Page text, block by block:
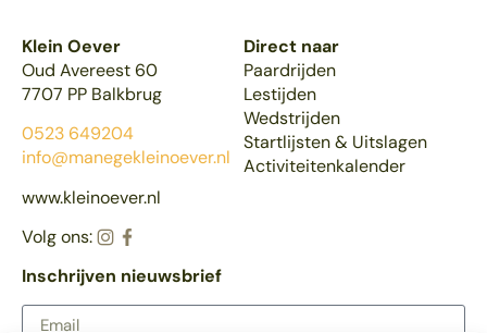
Klein Oever
Oud Avereest 60
7707 PP Balkbrug
0523 649204
info@manegekleinoever.nl
www.kleinoever.nl
Volg ons:
Direct naar
Paardrijden
Lestijden
Wedstrijden
Startlijsten & Uitslagen
Activiteitenkalender
Inschrijven nieuwsbrief